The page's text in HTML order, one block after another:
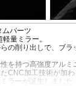
ムパーツ
量ミラー。
の削り出しで、ブ
を持つ高強度アルミ
CNC加工技術が加
ラーが誕生しました。